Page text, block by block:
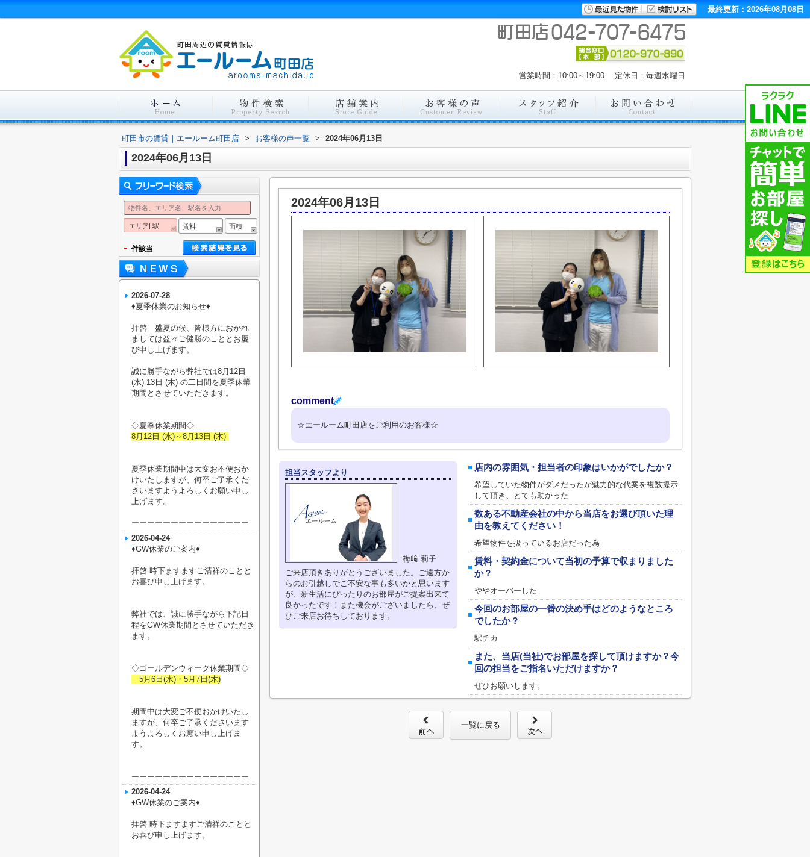
最終更新：2026年08月08日
営業時間：10:00～19:00 定休日：毎週水曜日
町田市の賃貸｜エールーム町田店 > お客様の声一覧 > 2024年06月13日
2024年06月13日
2024年06月13日
comment
☆エールーム町田店をご利用のお客様☆
担当スタッフより
梅﨑 莉子
ご来店頂きありがとうございました。ご遠方か
らのお引越しでご不安な事も多いかと思います
が、新生活にぴったりのお部屋がご提案出来て
良かったです！また機会がございましたら、ぜ
ひご来店お待ちしております。
店内の雰囲気・担当者の印象はいかがでしたか？
希望していた物件がダメだったが魅力的な代案を複数提示
して頂き、とても助かった
数ある不動産会社の中から当店をお選び頂いた理
由を教えてください！
希望物件を扱っているお店だった為
賃料・契約金について当初の予算で収まりました
か？
ややオーバーした
今回のお部屋の一番の決め手はどのようなところ
でしたか？
駅チカ
また、当店(当社)でお部屋を探して頂けますか？今
回の担当をご指名いただけますか？
ぜひお願いします。
一覧に戻る
エリア| 駅 賃料 面積
- 件該当
2026-07-28
♦︎夏季休業のお知らせ♦︎
拝啓 盛夏の候、皆様方におかれ
ましては益々ご健勝のこととお慶
び申し上げます。
誠に勝手ながら弊社では8月12日
(水) 13日 (木) の二日間を夏季休業
期間とさせていただきます。
◇夏季休業期間◇
8月12日 (水)～8月13日 (木)
夏季休業期間中は大変お不便おか
けいたしますが、何卒ご了承くだ
さいますようよろしくお願い申し
上げます。
ーーーーーーーーーーーーーーー
2026-04-24
♦︎GW休業のご案内♦︎
拝啓 時下ますますご清祥のことと
お喜び申し上げます。
弊社では、誠に勝手ながら下記日
程をGW休業期間とさせていただき
ます。
◇ゴールデンウィーク休業期間◇
5月6日(水)・5月7日(木)
期間中は大変ご不便おかけいたし
ますが、何卒ご了承くださいます
ようよろしくお願い申し上げま
す。
ーーーーーーーーーーーーーーー
2026-04-24
♦︎GW休業のご案内♦︎
拝啓 時下ますますご清祥のことと
お喜び申し上げます。